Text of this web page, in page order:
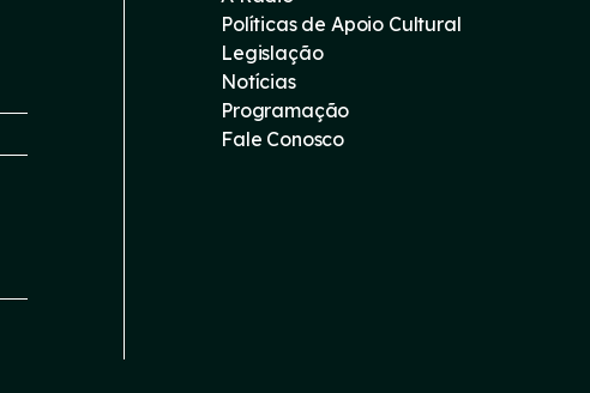
Políticas de Apoio Cultural
Legislação
Notícias
Programação
Fale Conosco